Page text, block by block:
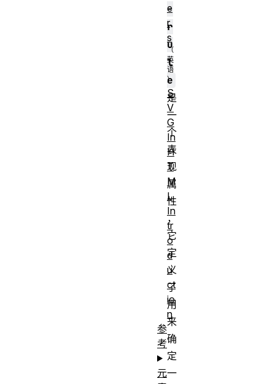
-
r
u
l
e
是
一
个
表
现
属
性
，
它
定
义
了
用
来
确
定
一
e
r
s
S
V
G
In
H
T
M
L
In
tr
o
d
u
ct
io
n
参
考
元